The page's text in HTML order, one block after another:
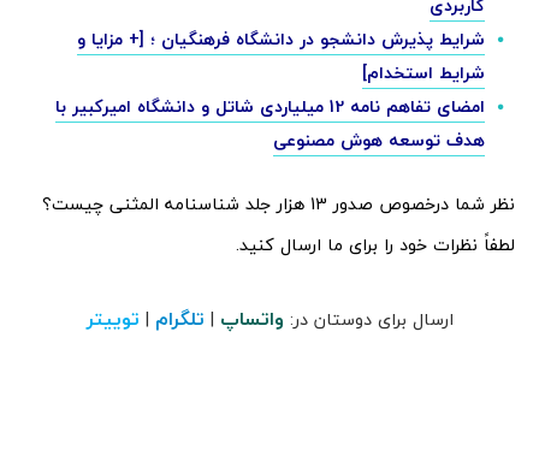
شرایط پذیرش دانشجو در دانشگاه فرهنگیان ؛ [+ مزایا و
شرایط استخدام]
امضای تفاهم نامه 12 میلیاردی شاتل و دانشگاه امیرکبیر با
هدف توسعه هوش مصنوعی
نظر شما درخصوص صدور 13 هزار جلد شناسنامه المثنی چیست؟
لطفاً نظرات خود را برای ما ارسال کنید.
ارسال برای دوستان در: واتساپ | تلگرام | توییتر